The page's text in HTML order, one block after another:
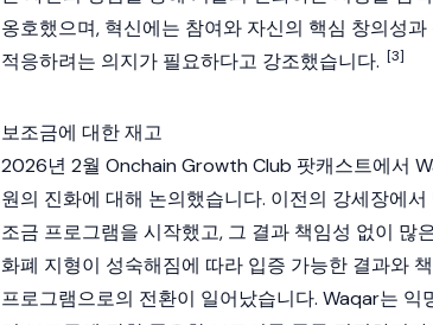
옹호했으며, 혁신에는 참여와 자신의 핵심 창의성
적응하려는 의지가 필요하다고 강조했습니다. [3]
보조금에 대한 재고
2026년 2월 Onchain Growth Club 팟캐스트에서
원의 진화에 대해 논의했습니다. 이전의 강세장에
조금 프로그램을 시작했고, 그 결과 책임성 없이 많
화폐 지형이 성숙해짐에 따라 입증 가능한 결과와
프로그램으로의 전환이 일어났습니다. Waqar는 익